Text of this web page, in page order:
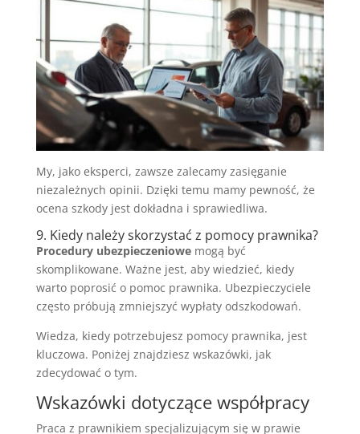
My, jako eksperci, zawsze zalecamy zasięganie
niezależnych opinii. Dzięki temu mamy pewność, że
ocena szkody jest dokładna i sprawiedliwa.
9. Kiedy należy skorzystać z pomocy prawnika?
Procedury ubezpieczeniowemogą być
skomplikowane. Ważne jest, aby wiedzieć, kiedy
warto poprosić o pomoc prawnika. Ubezpieczyciele
często próbują zmniejszyć wypłaty odszkodowań.
Wiedza, kiedy potrzebujesz pomocy prawnika, jest
kluczowa. Poniżej znajdziesz wskazówki, jak
zdecydować o tym.
Wskazówki dotyczące współpracy
Praca z prawnikiem specjalizującym się w prawie